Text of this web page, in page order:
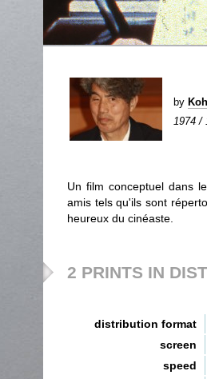
by
1974 /
Un film conceptuel dans
amis tels qu'ils sont
heureux du cinéaste.
2 PRINTS IN
distribution format
screen
speed